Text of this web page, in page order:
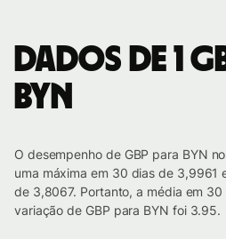
Dados de 1
BYN
O desempenho de GBP para BYN
uma máxima em 30 dias de 3,9961
de 3,8067. Portanto, a média em
variação de GBP para BYN foi 3.95.